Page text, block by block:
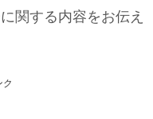
関する内容をお伝え
ク